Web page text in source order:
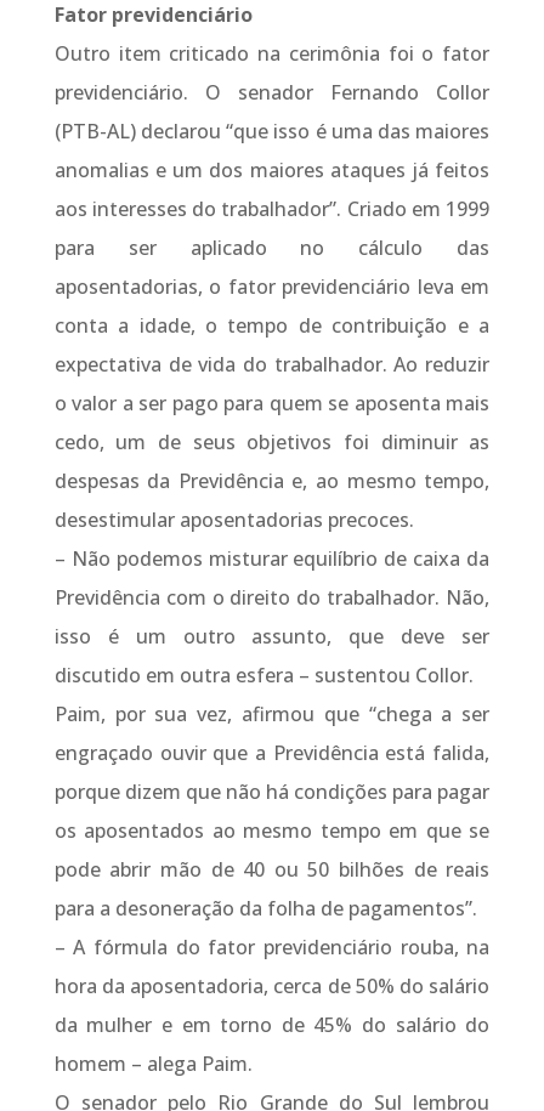
Fator previdenciário
Outro item criticado na cerimônia foi o fator
previdenciário. O senador Fernando Collor
(PTB-AL) declarou “que isso é uma das maiores
anomalias e um dos maiores ataques já feitos
aos interesses do trabalhador”. Criado em 1999
para ser aplicado no cálculo das
aposentadorias, o fator previdenciário leva em
conta a idade, o tempo de contribuição e a
expectativa de vida do trabalhador. Ao reduzir
o valor a ser pago para quem se aposenta mais
cedo, um de seus objetivos foi diminuir as
despesas da Previdência e, ao mesmo tempo,
desestimular aposentadorias precoces.
– Não podemos misturar equilíbrio de caixa da
Previdência com o direito do trabalhador. Não,
isso é um outro assunto, que deve ser
discutido em outra esfera – sustentou Collor.
Paim, por sua vez, afirmou que “chega a ser
engraçado ouvir que a Previdência está falida,
porque dizem que não há condições para pagar
os aposentados ao mesmo tempo em que se
pode abrir mão de 40 ou 50 bilhões de reais
para a desoneração da folha de pagamentos”.
– A fórmula do fator previdenciário rouba, na
hora da aposentadoria, cerca de 50% do salário
da mulher e em torno de 45% do salário do
homem – alega Paim.
O senador pelo Rio Grande do Sul lembrou